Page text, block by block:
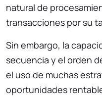
natural de
transacciones por su
Sin embargo, la
secuencia y el orden
el uso de muchas
oportunidades